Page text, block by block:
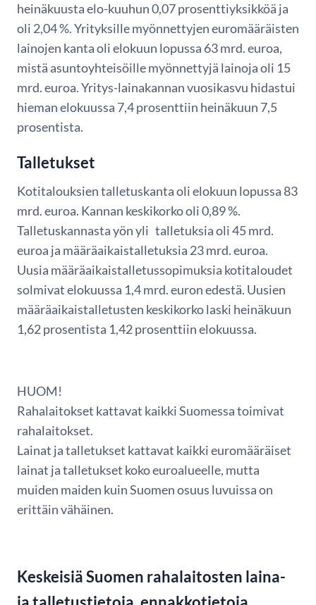
heinäkuusta elo-kuuhun 0,07 prosenttiyksikköä ja
oli 2,04 %. Yrityksille myönnettyjen euromääräisten
lainojen kanta oli elokuun lopussa 63 mrd. euroa,
mistä asuntoyhteisöille myönnettyjä lainoja oli 15
mrd. euroa. Yritys-lainakannan vuosikasvu hidastui
hieman elokuussa 7,4 prosenttiin heinäkuun 7,5
prosentista.
Talletukset
Kotitalouksien talletuskanta oli elokuun lopussa 83
mrd. euroa. Kannan keskikorko oli 0,89 %.
Talletuskannasta yön yli talletuksia oli 45 mrd.
euroa ja määräaikaistalletuksia 23 mrd. euroa.
Uusia määräaikaistalletussopimuksia kotitaloudet
solmivat elokuussa 1,4 mrd. euron edestä. Uusien
määräaikaistalletusten keskikorko laski heinäkuun
1,62 prosentista 1,42 prosenttiin elokuussa.
HUOM!
Rahalaitokset kattavat kaikki Suomessa toimivat
rahalaitokset.
Lainat ja talletukset kattavat kaikki euromääräiset
lainat ja talletukset koko euroalueelle, mutta
muiden maiden kuin Suomen osuus luvuissa on
erittäin vähäinen.
Keskeisiä Suomen rahalaitosten laina-